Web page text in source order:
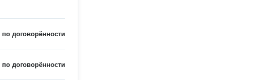
по договорённости
по договорённости